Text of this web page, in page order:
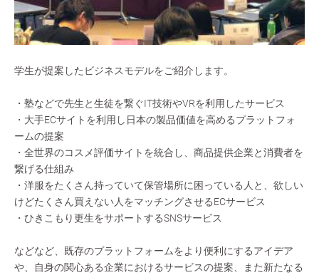
学生が提案したビジネスモデルをご紹介します。
・塾などで先生と生徒を繋ぐIT技術やVRを利用したサービス
・大手ECサイトを利用し日本の製品価値を高めるプラットフォ
ームの提案
・全世界のコスメ評価サイトを統合し、商品提供企業と消費者を
繋げる仕組み
・洋服をたくさん持っていて保管場所に困っている人と、欲しい
けどたくさん買えない人をマッチングさせるECサービス
・ひきこもり更生をサポートするSNSサービス
などなど、既存のプラットフォームをより便利にするアイデア
や、自身の関心ある企業におけるサービスの提案、また新たなる